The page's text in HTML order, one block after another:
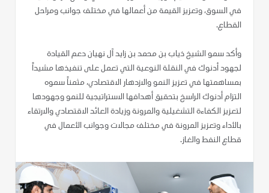
في السوق، وتعزيز القيمة من أعمالها في مختلف جوانب ومراحل
القطاع.
وأكد سمو الشيخ ذياب بن محمد بن زايد آل نهيان دعم القيادة
لجهود أدنوك في النقلة النوعية التي تعمل على تنفيذها مشيداً
بمساهمتها في تعزيز النمو والازدهار الاقتصادي، مثمناً سموه
التزام أدنوك الراسخ بتحقيق أهدافها الاستراتيجية للنمو وجهودها
لتعزيز الكفاءة التشغيلية والمرونة وزيادة العائد الاقتصادي والارتقاء
بالأداء وتعزيز المرونة في مختلف مجالات وجوانب الأعمال في
قطاع النفط والغاز.